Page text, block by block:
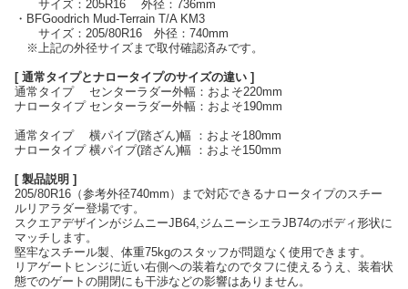
サイズ：205R16 外径：736mm
・BFGoodrich Mud-Terrain T/A KM3
サイズ：205/80R16 外径：740mm
※上記の外径サイズまで取付確認済みです。
[ 通常タイプとナロータイプのサイズの違い ]
通常タイプ センターラダー外幅：およそ220mm
ナロータイプ センターラダー外幅：およそ190mm
通常タイプ 横パイプ(踏ざん)幅 ：およそ180mm
ナロータイプ 横パイプ(踏ざん)幅 ：およそ150mm
[ 製品説明 ]
205/80R16（参考外径740mm）まで対応できるナロータイプのスチー
ルリアラダー登場です。
スクエアデザインがジムニーJB64,ジムニーシエラJB74のボディ形状に
マッチします。
堅牢なスチール製、体重75kgのスタッフが問題なく使用できます。
リアゲートヒンジに近い右側への装着なのでタフに使えるうえ、装着状
態でのゲートの開閉にも干渉などの影響はありません。